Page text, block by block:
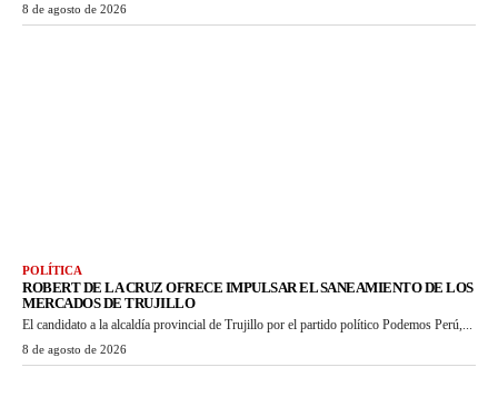
8 de agosto de 2026
POLÍTICA
ROBERT DE LA CRUZ OFRECE IMPULSAR EL SANEAMIENTO DE LOS
MERCADOS DE TRUJILLO
El candidato a la alcaldía provincial de Trujillo por el partido político Podemos Perú,...
8 de agosto de 2026